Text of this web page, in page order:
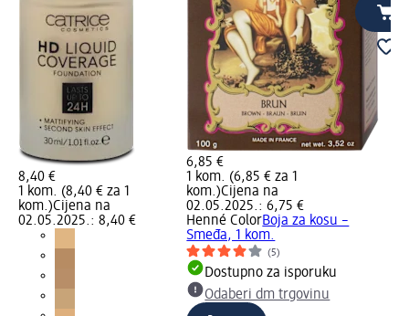
8,40 €
1 kom. (8,40 € za 1
kom.)Cijena na
02.05.2025.: 8,40 €
6,85 €
1 kom. (6,85 € za 1
kom.)Cijena na
02.05.2025.: 6,75 €
Henné ColorBoja za kosu –
Smeđa, 1 kom.
(5)
Dostupno za isporuku
Odaberi dm trgovinu